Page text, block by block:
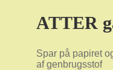
ATTER
Spar på papiret
af genbrugsstof